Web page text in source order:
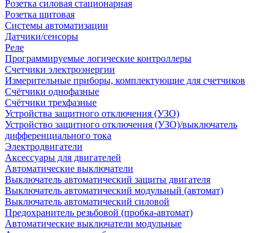
Розетка силовая стационарная
Розетка щитовая
Системы автоматизации
Датчики/сенсоры
Реле
Программируемые логические контроллеры
Счетчики электроэнергии
Измерительные приборы, комплектующие для счетчиков
Счётчики однофазные
Счётчики трехфазные
Устройства защитного отключения (УЗО)
Устройство защитного отключения (УЗО)/выключатель
дифференциального тока
Электродвигатели
Аксессуары для двигателей
Автоматические выключатели
Выключатель автоматический защиты двигателя
Выключатель автоматический модульный (автомат)
Выключатель автоматический силовой
Предохранитель резьбовой (пробка-автомат)
Автоматические выключатели модульные